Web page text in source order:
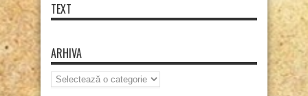
TEXT
ARHIVA
Arhiva